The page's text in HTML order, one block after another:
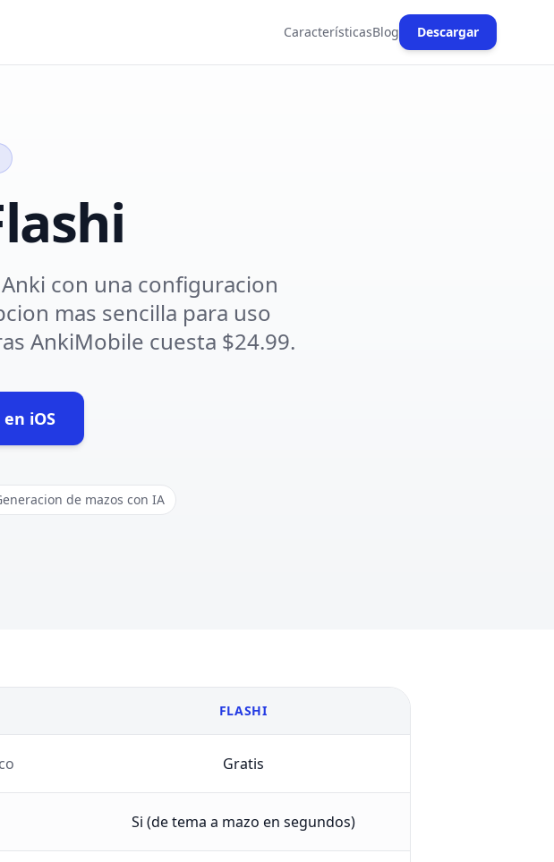
CaracterísticasBlog Descargar(opens in new
con una configuracion
mas sencilla para uso
AnkiMobile cuesta $24.99.
iOS
in new tab)
de mazos con IA
FLASHI
Gratis
Si (de tema a mazo en segundos)